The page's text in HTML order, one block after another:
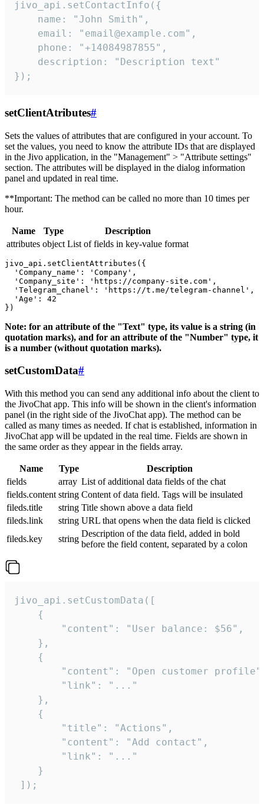
jivo_api.setContactInfo({
    name: "John Smith",
    email: "email@example.com",
    phone: "+14084987855",
    description: "Description text"
});
setClientAtributes#
Sets the values ​​of attributes that are configured in your account. To
set the values, you need to know the attribute IDs that are displayed
in the Jivo application, in the "Management" > "Attribute settings"
section. The attributes will be displayed in the dialog information
panel and updated in real time.
**Important: The method can be called no more than 10 times per
hour.
Name Type
Description
attributes object List of fields in key-value format
jivo_api.setClientAttributes({
  'Company_name': 'Company',
  'Company_site': 'https://company-site.com',
  'Telegram_chanel': 'https://t.me/telegram-channel',
  'Age': 42
Note: for an attribute of the "Text" type, its value is a string (in
quotation marks), and for an attribute of the "Number" type, it
is a number (without quotation marks).
setCustomData#
With this method you can send any additional info about the client to
the JivoChat app. This info will be shown in the client's information
panel (in the right side of the JivoChat app). The method can be
called as many times as needed. If chat is established, information in
JivoChat app will be updated in the real time. Fields are shown in
the same order as they appear in the fields array.
Name Type
Description
fields
array List of additional data fields of the chat
fields.content string Content of data field. Tags will be insulated
fileds.title
string Title shown above a data field
fileds.link
string URL that opens when the data field is clicked
fileds.key
string
Description of the data field, added in bold
before the field content, separated by a colon
jivo_api.setCustomData([
    {
        "content": "User balance: $56",
    },
    {
"content": "Open customer
        "link": "..."
    },
    {
        "title": "Actions",
        "content": "Add contact",
        "link": "..."
    }
]);